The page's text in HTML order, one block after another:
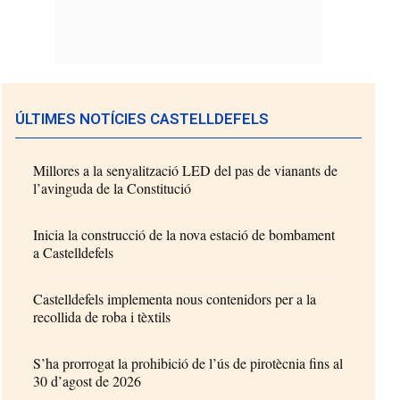
ÚLTIMES NOTÍCIES CASTELLDEFELS
Millores a la senyalització LED del pas de vianants de
l’avinguda de la Constitució
Inicia la construcció de la nova estació de bombament
a Castelldefels
Castelldefels implementa nous contenidors per a la
recollida de roba i tèxtils
S’ha prorrogat la prohibició de l’ús de pirotècnia fins al
30 d’agost de 2026